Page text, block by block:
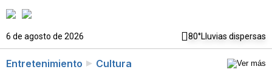
6 de agosto de 2026 80°Lluvias dispersas
Entretenimiento Cultura